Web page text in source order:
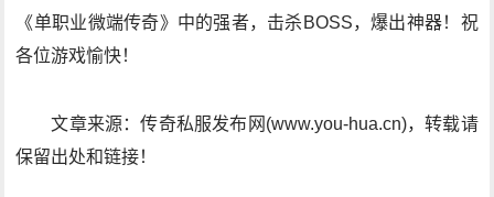
《单职业微端传奇》中的强者，击杀BOSS，爆出神器！祝
各位游戏愉快！
文章来源：传奇私服发布网(www.you-hua.cn)，转载请
保留出处和链接！